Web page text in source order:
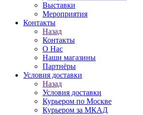
Выставки
Мероприятия
Контакты
Назад
Контакты
О Нас
Наши магазины
Партнёры
Условия доставки
Назад
Условия доставки
Курьером по Москве
Курьером за МКАД